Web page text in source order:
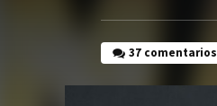
37 comentarios